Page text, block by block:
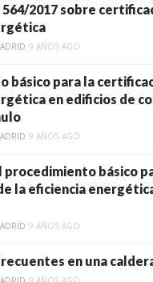
2017 sobre
9 AÑOS AGO
básico para la
en edificios de
9 AÑOS AGO
procedimiento básico
la eficiencia
9 AÑOS AGO
en una